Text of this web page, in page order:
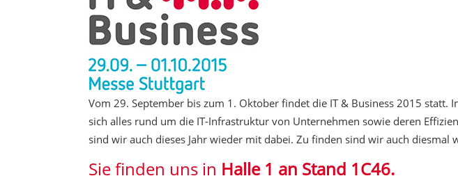
Vom 29. September bis zum 1. Oktober findet die IT & Business 2015 statt.
sich alles rund um die IT-Infrastruktur von Unternehmen sowie deren
sind wir auch dieses Jahr wieder mit dabei. Zu finden sind wir auch diesmal
Sie finden uns in Halle 1 an Stand 1C46.